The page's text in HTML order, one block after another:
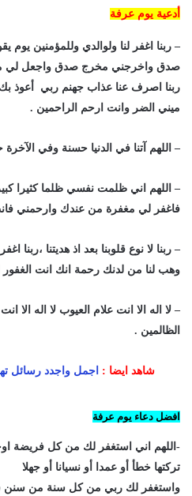
أدعية يوم عرفة
– ربنا اغفر لنا ولوالدي وللمؤمنين
صدق واخرجني مخرج صدق واجعل لي من
ربنا اصرف عنا عذاب جهنم ربي أعوذ
ميني الضر وانت ارحم الراحمين .
– اللهم آتنا في الدنيا حسنة وفي الآخرة
– اللهم اني ظلمت نفسي ظلما كثيرا
فاغفر لي مغفرة من عندك وارحمني
– ربنا لا نوع قلوبنا بعد اذ هديتنا ،ربنا
وهب لنا من لدنك رحمة انك انت الغفور
– لا اله الا انت علام العيوب لا اله
الظالمين .
شاهد ايضا : اجمل واجدد رسائل
افضل دعاء يوم عرفة
-اللهم اني استغفر لك من كل فريضة
تركتها خطأ أو عمدا أو نسيانا أو جهلا
واستغفر لك ربي من كل سنة من سنن